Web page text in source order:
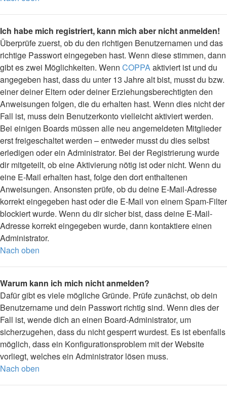
Ich habe mich registriert, kann mich aber nicht anmelden!
Überprüfe zuerst, ob du den richtigen Benutzernamen und das
richtige Passwort eingegeben hast. Wenn diese stimmen, dann
gibt es zwei Möglichkeiten. Wenn COPPAaktiviert ist und du
angegeben hast, dass du unter 13 Jahre alt bist, musst du bzw.
einer deiner Eltern oder deiner Erziehungsberechtigten den
Anweisungen folgen, die du erhalten hast. Wenn dies nicht der
Fall ist, muss dein Benutzerkonto vielleicht aktiviert werden.
Bei einigen Boards müssen alle neu angemeldeten Mitglieder
erst freigeschaltet werden – entweder musst du dies selbst
erledigen oder ein Administrator. Bei der Registrierung wurde
dir mitgeteilt, ob eine Aktivierung nötig ist oder nicht. Wenn du
eine E-Mail erhalten hast, folge den dort enthaltenen
Anweisungen. Ansonsten prüfe, ob du deine E-Mail-Adresse
korrekt eingegeben hast oder die E-Mail von einem Spam-Filter
blockiert wurde. Wenn du dir sicher bist, dass deine E-Mail-
Adresse korrekt eingegeben wurde, dann kontaktiere einen
Administrator.
Nach oben
Warum kann ich mich nicht anmelden?
Dafür gibt es viele mögliche Gründe. Prüfe zunächst, ob dein
Benutzername und dein Passwort richtig sind. Wenn dies der
Fall ist, wende dich an einen Board-Administrator, um
sicherzugehen, dass du nicht gesperrt wurdest. Es ist ebenfalls
möglich, dass ein Konfigurationsproblem mit der Website
vorliegt, welches ein Administrator lösen muss.
Nach oben